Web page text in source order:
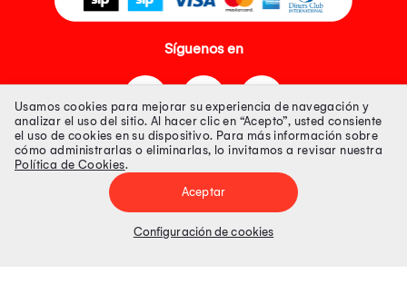
Síguenos en
Tienda 100% Segura
Tiendas Peruanas S.A. R.U.C. Nº 20493020618. Todos los derechos
Precios disponibles solo en www.oechsle.pe. Precios online publicados
Usamos cookies para mejorar su experiencia de navegación y
analizar el uso del sitio. Al hacer clic en “Acepto”, usted consiente
el uso de cookies en su dispositivo. Para más información sobre
cómo administrarlas o eliminarlas, lo invitamos a revisar nuestra
Política de Cookies.
Aceptar
Configuración de cookies